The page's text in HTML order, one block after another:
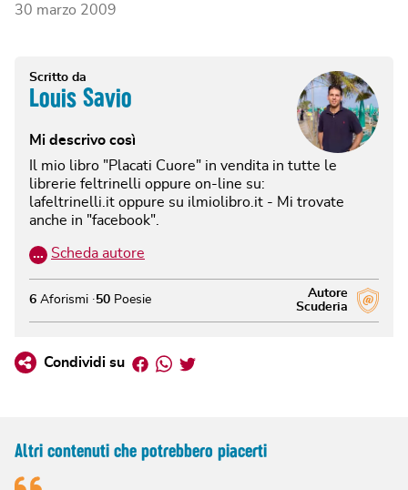
30 marzo 2009
Scritto da
Louis Savio
Mi descrivo così
Il mio libro "Placati Cuore" in vendita in tutte le
librerie feltrinelli oppure on-line su:
lafeltrinelli.it oppure su ilmiolibro.it - Mi trovate
anche in "facebook".
… Scheda autore
Autore
Scuderia
6 Aforismi 50 Poesie
Condividi su Facebook
Whatsapp
Twitter
Altri contenuti che potrebbero piacerti